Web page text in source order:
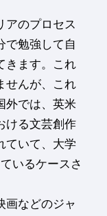
アのプロセス
で勉強して自
きます。これ
せんが、これ
外では、英米
ける文芸創作
ていて、大学
いるケースさ
画などのジャ